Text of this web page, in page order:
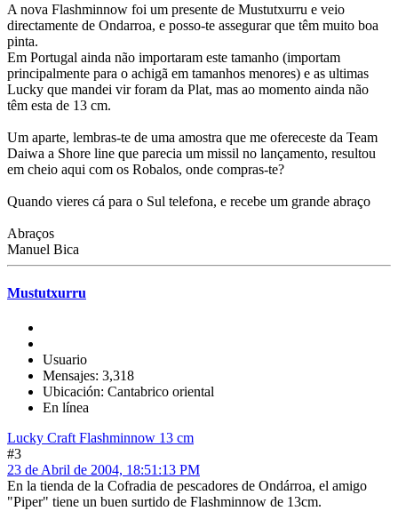
A nova Flashminnow foi um presente de Mustutxurru e veio
directamente de Ondarroa, e posso-te assegurar que têm muito boa
pinta.
Em Portugal ainda não importaram este tamanho (importam
principalmente para o achigã em tamanhos menores) e as ultimas
Lucky que mandei vir foram da Plat, mas ao momento ainda não
têm esta de 13 cm.
Um aparte, lembras-te de uma amostra que me ofereceste da Team
Daiwa a Shore line que parecia um missil no lançamento, resultou
em cheio aqui com os Robalos, onde compras-te?
Quando vieres cá para o Sul telefona, e recebe um grande abraço
Abraços
Manuel Bica
Mustutxurru
Usuario
Mensajes: 3,318
Ubicación: Cantabrico oriental
En línea
Lucky Craft Flashminnow 13 cm
#3
23 de Abril de 2004, 18:51:13 PM
En la tienda de la Cofradia de pescadores de Ondárroa, el amigo
"Piper" tiene un buen surtido de Flashminnow de 13cm.